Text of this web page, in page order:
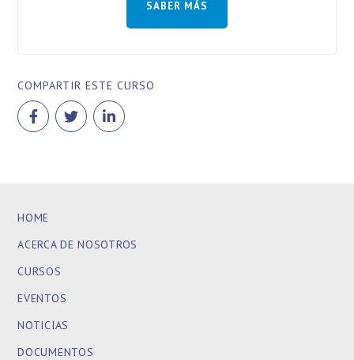
SABER MÁS
COMPARTIR ESTE CURSO
HOME
ACERCA DE NOSOTROS
CURSOS
EVENTOS
NOTICIAS
DOCUMENTOS